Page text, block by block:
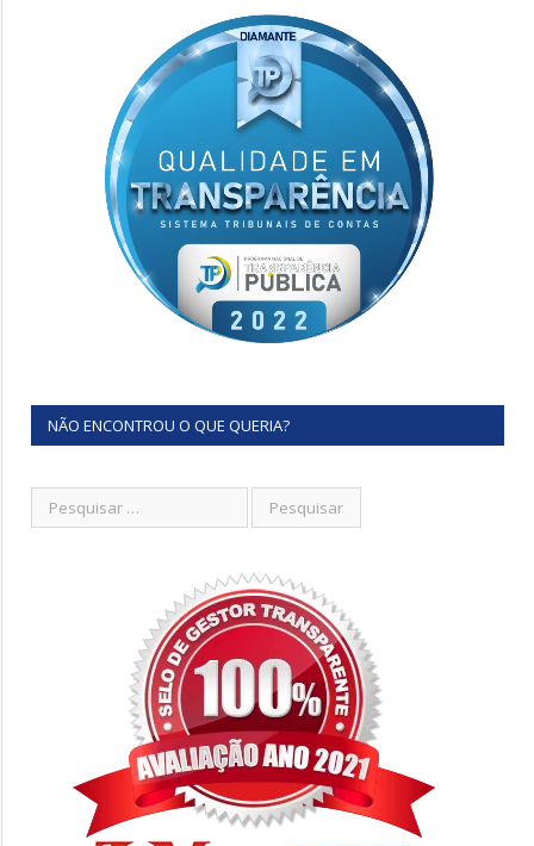
NÃO ENCONTROU O QUE QUERIA?